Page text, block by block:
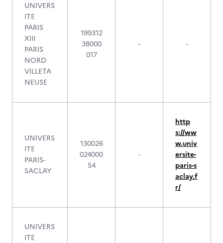
UNIVERS
ITE
PARIS
XIII
PARIS
NORD
VILLETA
NEUSE
199312
38000
017
- -
UNIVERS
ITE
PARIS-
SACLAY
130026
024000
54
-
http
s://ww
w.univ
ersite-
paris-s
aclay.f
r/
UNIVERS
ITE